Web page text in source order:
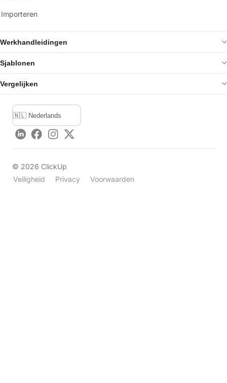
Importeren
Werkhandleidingen
Sjablonen
Vergelijken
LinkedInFacebook
Instagram
Twitter
© 2026 ClickUp
Veiligheid
Privacy Voorwaarden